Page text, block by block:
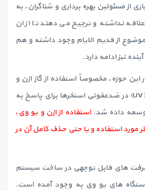
از مسئولین بهره برداری و شناگران، به
نداشته و ترجیح می دهند تا از ان
موضوع از قدیم الایام وجود داشته و هم
نیز ادامه دارد.
حوزه، مخصوصاً استفاده از گاز ازن و
اشعه ماوراء بنفش (UV) در ضدعفونی استخرها برای پاسخ به
داده شد.استفاده از ازن و یو وی،
مورد استفاده و یا حتی حذف کامل آن در
های قابل توجهی در ساخت سیستم
های یو وی به وجود آمده است.